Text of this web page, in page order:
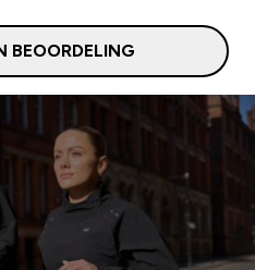
BEOORDELING